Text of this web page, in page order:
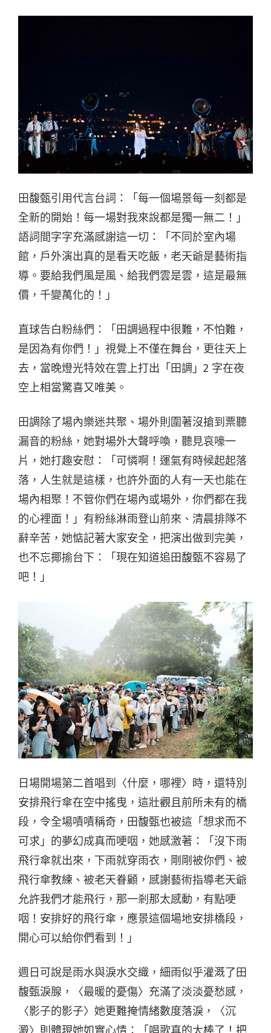
田馥甄引用代言台詞：「每一個場景每一刻都是
全新的開始！每一場對我來說都是獨一無二！」
語詞間字字充滿感謝這一切：「不同於室內場
館，戶外演出真的是看天吃飯，老天爺是藝術指
導。要給我們風是風、給我們雲是雲，這是最無
價，千變萬化的！」
直球告白粉絲們：「田調過程中很難，不怕難，
是因為有你們！」視覺上不僅在舞台，更往天上
去，當晚燈光特效在雲上打出「田調」2 字在夜
空上相當驚喜又唯美。
田調除了場內樂迷共聚、場外則圍著沒搶到票聽
漏音的粉絲，她對場外大聲呼喚，聽見哀嚎一
片，她打趣安慰：「可憐啊！運氣有時候起起落
落，人生就是這樣，也許外面的人有一天也能在
場內相聚！不管你們在場內或場外，你們都在我
的心裡面！」有粉絲淋雨登山前來、清晨排隊不
辭辛苦，她惦記著大家安全，把演出做到完美，
也不忘揶揄台下：「現在知道追田馥甄不容易了
吧！」
日場開場第二首唱到〈什麼，哪裡〉時，還特別
安排飛行傘在空中搖曳，這壯觀且前所未有的橋
段，令全場嘖嘖稱奇，田馥甄也被這「想求而不
可求」的夢幻成真而哽咽，她感激著：「沒下雨
飛行傘就出來，下雨就穿雨衣，剛剛被你們、被
飛行傘教練、被老天眷顧，感謝藝術指導老天爺
允許我們才能飛行，那一剎那太感動，有點哽
咽！安排好的飛行傘，應景這個場地安排橋段，
開心可以給你們看到！」
週日可說是雨水與淚水交織，細雨似乎灌溉了田
馥甄淚腺，〈最暖的憂傷〉充滿了淡淡憂愁感，
〈影子的影子〉她更難掩情緒數度落淚，〈沉